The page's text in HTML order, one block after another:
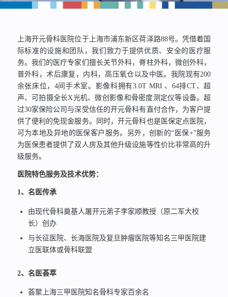
上海开元骨科医院位于上海市浦东新区荷泽路88号。凭借着国
际标准的设施和团队，我们致力于提供优质、安全的医疗服
务。我们的医疗专家们擅长关节外科，脊柱外科，微创外科，
普外科，术后康复，内科，高压氧仓以及中医。我院现有200
余张床位，4间手术室。影像科拥有3.0T MRI 、64排CT、超
声、可拍摄全长X光机、微创影像和骨密度测定仪等设备。超
过30家保险公司与深受信任的开元骨科有直付合作，为客户提
供了便利的免现金服务。同时，开元骨科也是医保定点医院，
可为本地及异地的医保客户服务。另外，创新的“医保+”服务
为医保患者提供了双人房及其他升级设施等性价比非常高的升
级服务。
医院特色服务及技术优势：
1、名医传承
由现代骨科奠基人屠开元弟子李家顺教授（原二军大校
长）创办
与长征医院、长海医院及复旦肿瘤医院等知名三甲医院建
立医联体或骨科联盟
2、名医荟萃
荟聚上海三甲医院知名骨科专家百余名